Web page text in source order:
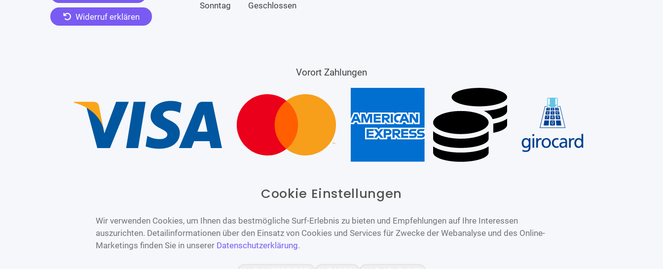
Widerruf erklären
Sonntag
Geschlossen
Vorort Zahlungen
Cookie Einstellungen
Wir verwenden Cookies, um Ihnen das bestmögliche Surf-Erlebnis zu bieten und Empfehlungen auf Ihre Interessen
auszurichten. Detailinformationen über den Einsatz von Cookies und Services für Zwecke der Webanalyse und des Online-
Marketings finden Sie in unserer Datenschutzerklärung.